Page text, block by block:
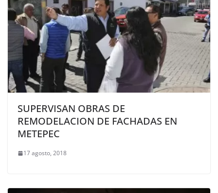
SUPERVISAN OBRAS DE
REMODELACION DE FACHADAS EN
METEPEC
17 agosto, 2018